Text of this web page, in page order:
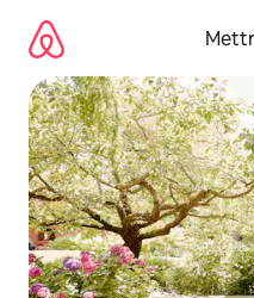
directement
contenu